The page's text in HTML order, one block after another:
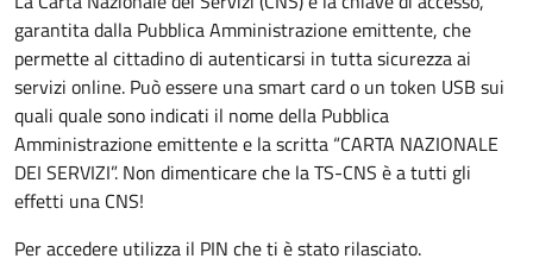
garantita dalla Pubblica Amministrazione emittente, che
permette al cittadino di autenticarsi in tutta sicurezza ai
servizi online. Può essere una smart card o un token USB sui
quali quale sono indicati il nome della Pubblica
Amministrazione emittente e la scritta “CARTA NAZIONALE
DEI SERVIZI”. Non dimenticare che la TS-CNS è a tutti gli
effetti una CNS!
Per accedere utilizza il PIN che ti è stato rilasciato.